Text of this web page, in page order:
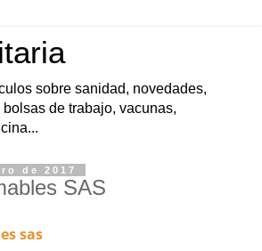
sobre sanidad, novedades,
de trabajo, vacunas,
de 2017
SAS
sas